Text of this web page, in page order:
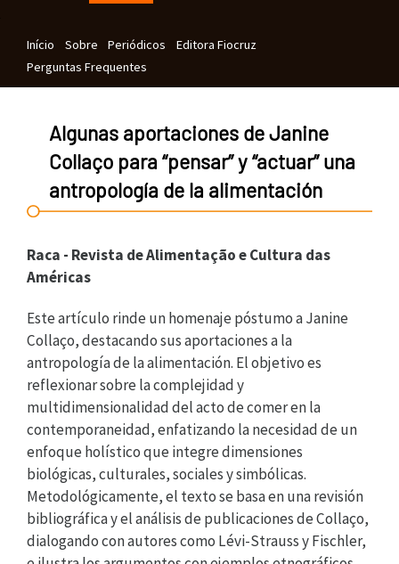
Navegação principal
Início Sobre Periódicos
Editora Fiocruz
Perguntas Frequentes
Algunas aportaciones de Janine
Collaço para “pensar” y “actuar” una
antropología de la alimentación
Raca - Revista de Alimentação e Cultura das
Américas
Este artículo rinde un homenaje póstumo a Janine
Collaço, destacando sus aportaciones a la
antropología de la alimentación. El objetivo es
reflexionar sobre la complejidad y
multidimensionalidad del acto de comer en la
contemporaneidad, enfatizando la necesidad de un
enfoque holístico que integre dimensiones
biológicas, culturales, sociales y simbólicas.
Metodológicamente, el texto se basa en una revisión
bibliográfica y el análisis de publicaciones de Collaço,
dialogando con autores como Lévi-Strauss y Fischler,